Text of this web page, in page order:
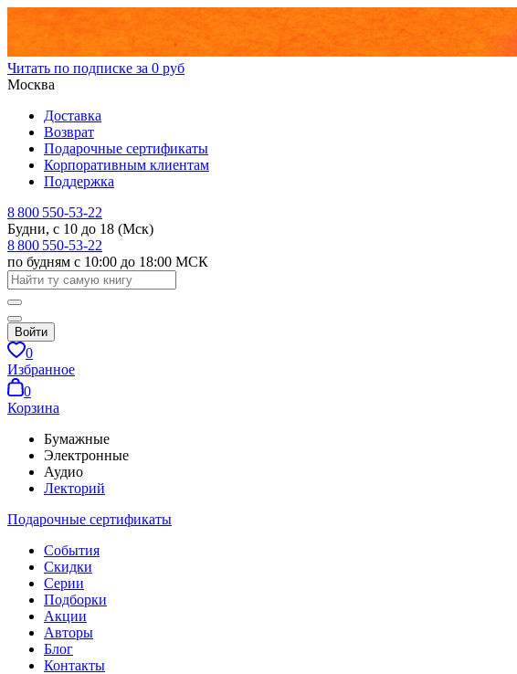
Читать по подписке за 0 руб
Москва
Доставка
Возврат
Подарочные сертификаты
Корпоративным клиентам
Поддержка
8 800 550-53-22
Будни, с 10 до 18 (Мск)
8 800 550-53-22
по будням с 10:00 до 18:00 МСК
Войти
0
Избранное
0
Корзина
Бумажные
Электронные
Аудио
Лекторий
Подарочные сертификаты
События
Скидки
Серии
Подборки
Акции
Авторы
Блог
Контакты